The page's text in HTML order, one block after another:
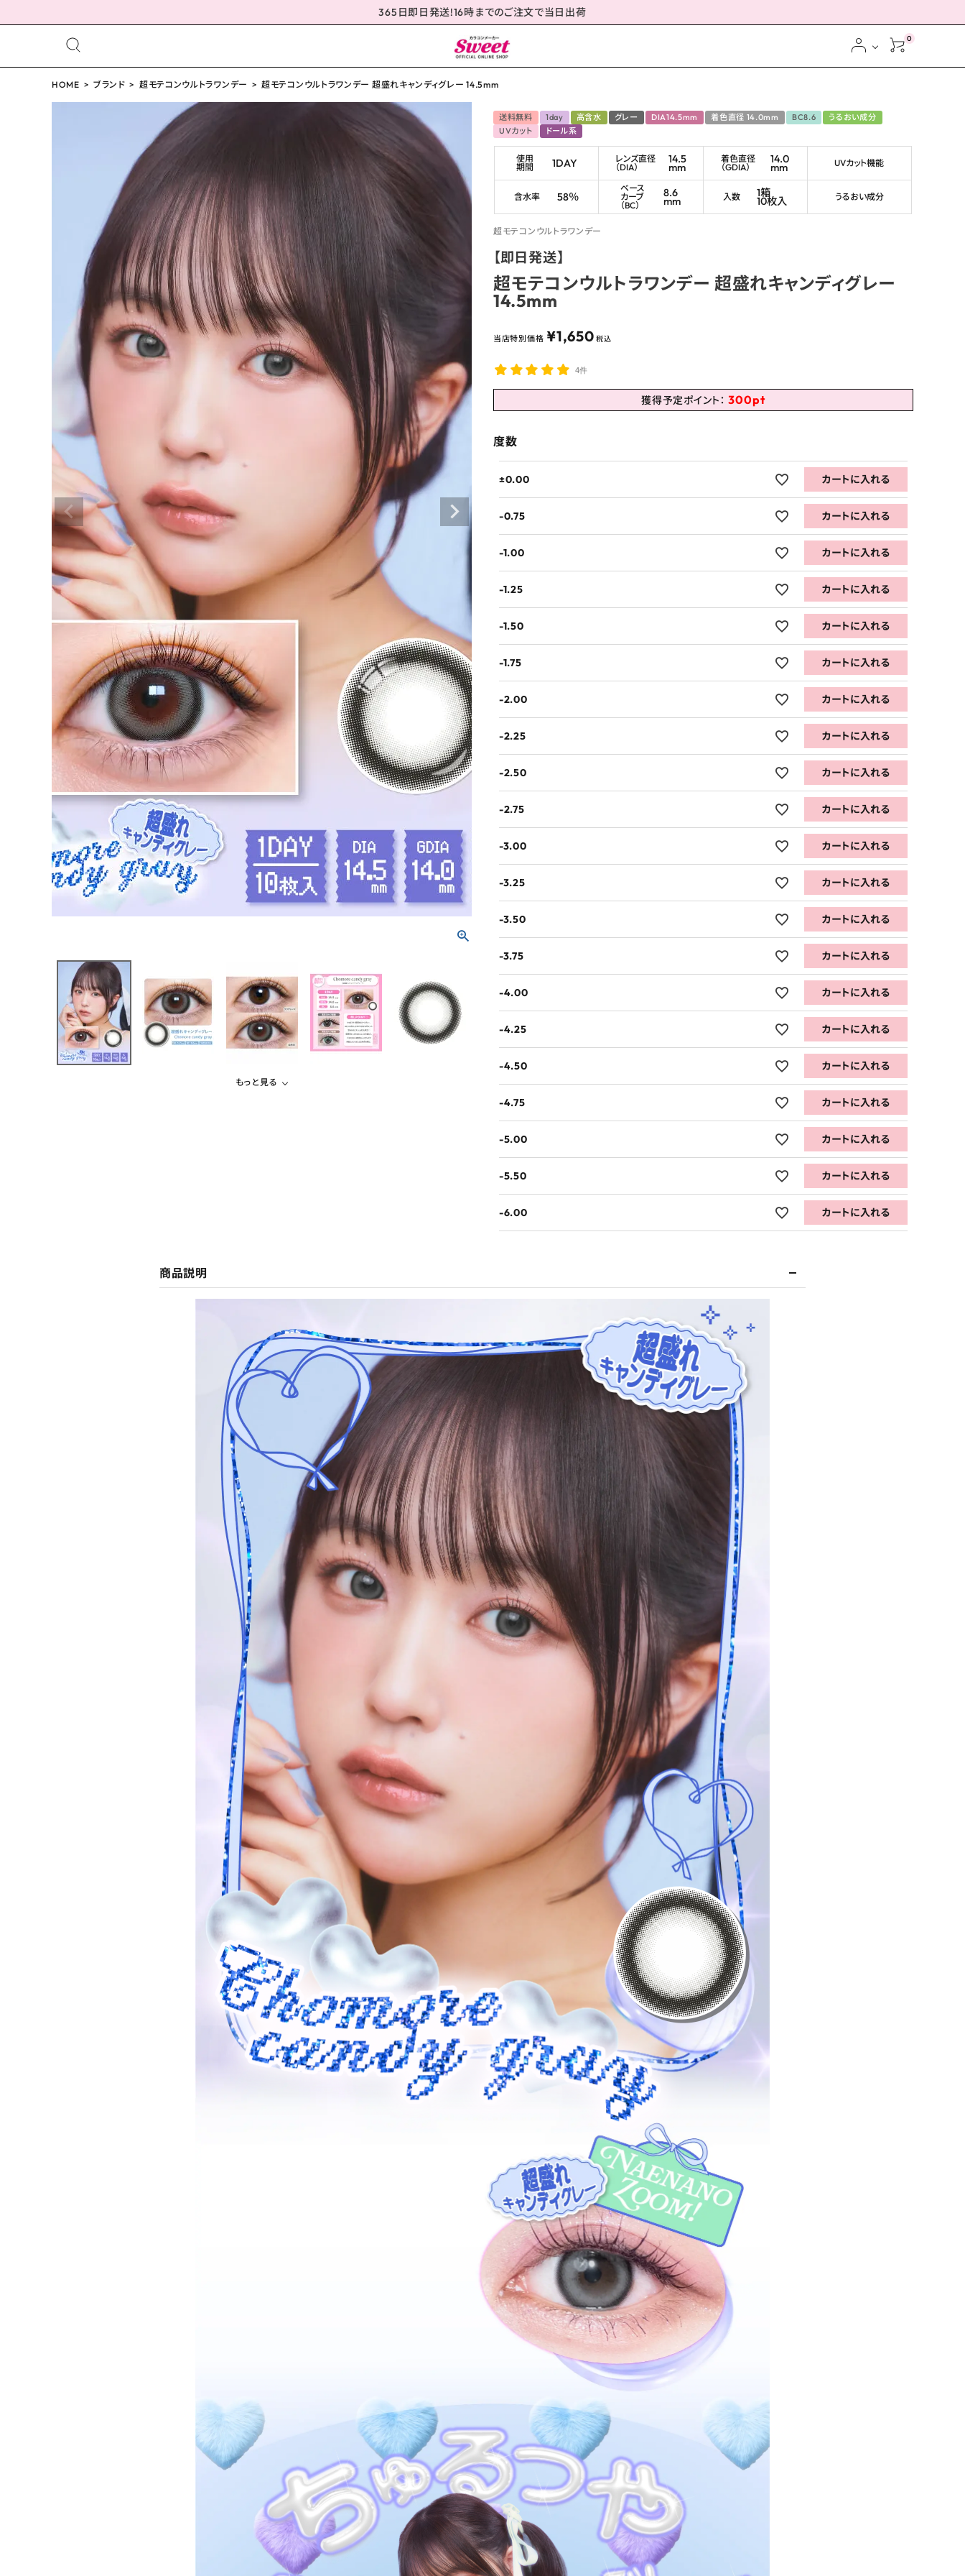
365日即日発送!16時までのご注文で当日出荷
0
ログイン person 会員登録
超モテコンウルトラワンデー 超盛れ
キャンディグレー 14.5mm
1,650
配送方法について
お支払い方法について
お買い物ガイド
お問い合わせ
ブログページ
HOME ブランド 超モテコンウルトラワンデー 超モテコンウルトラワンデー 超盛れキャンディグレー 14.5mm
もっと見る
送料無料 1day 高含水 グレー DIA14.5mm 着色直径 14.0mm BC8.6
うるおい成分
UVカット
ドール系
使用
期間
1DAY
レンズ直径
（DIA）
14.5
mm
着色直径
（GDIA）
14.0
mm UVカット機能
含水率 58％
ベース
カーブ
（BC）
8.6
mm 入数 1箱
10枚入 うるおい成分
超モテコンウルトラワンデー
【即日発送】
超モテコンウルトラワンデー 超盛れキャンディグレー
14.5mm
当店特別価格 ¥1,650 税込
4件
獲得予定ポイント： 300pt
度数
±0.00 カートに入れる
-0.75 カートに入れる
-1.00 カートに入れる
-1.25 カートに入れる
-1.50 カートに入れる
-1.75 カートに入れる
-2.00 カートに入れる
-2.25 カートに入れる
-2.50 カートに入れる
-2.75 カートに入れる
-3.00 カートに入れる
-3.25 カートに入れる
-3.50 カートに入れる
-3.75 カートに入れる
-4.00 カートに入れる
-4.25 カートに入れる
-4.50 カートに入れる
-4.75 カートに入れる
-5.00 カートに入れる
-5.50 カートに入れる
-6.00 カートに入れる
商品説明